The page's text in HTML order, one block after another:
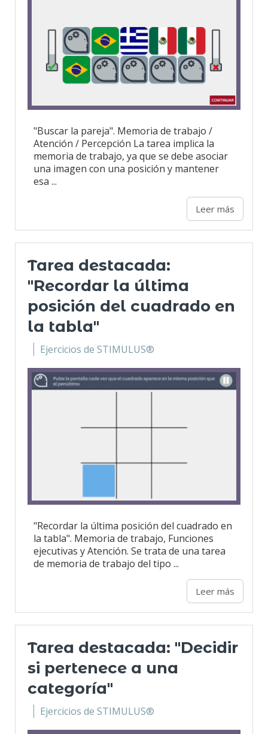
"Buscar la pareja". Memoria de trabajo /
Atención / Percepción La tarea implica la
memoria de trabajo, ya que se debe asociar
una imagen con una posición y mantener
esa ...
Leer más
Tarea destacada:
"Recordar la última
posición del cuadrado en
la tabla"
Ejercicios de STIMULUS®
"Recordar la última posición del cuadrado en
la tabla". Memoria de trabajo, Funciones
ejecutivas y Atención. Se trata de una tarea
de memoria de trabajo del tipo ...
Leer más
Tarea destacada: "Decidir
si pertenece a una
categoría"
Ejercicios de STIMULUS®